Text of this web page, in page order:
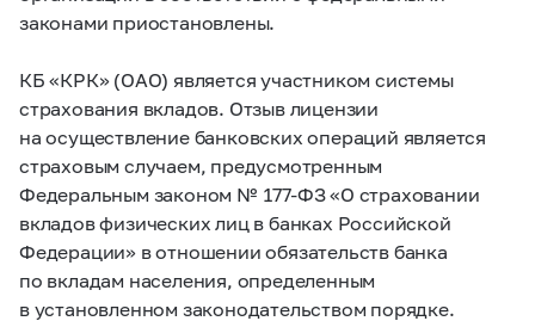
законами приостановлены.
КБ «КРК» (ОАО) является участником системы
страхования вкладов. Отзыв лицензии
на осуществление банковских операций является
страховым случаем, предусмотренным
Федеральным законом № 177-ФЗ«О страховании
вкладов физических лиц в банках Российской
Федерации» в отношении обязательств банка
по вкладам населения, определенным
в установленном законодательством порядке.